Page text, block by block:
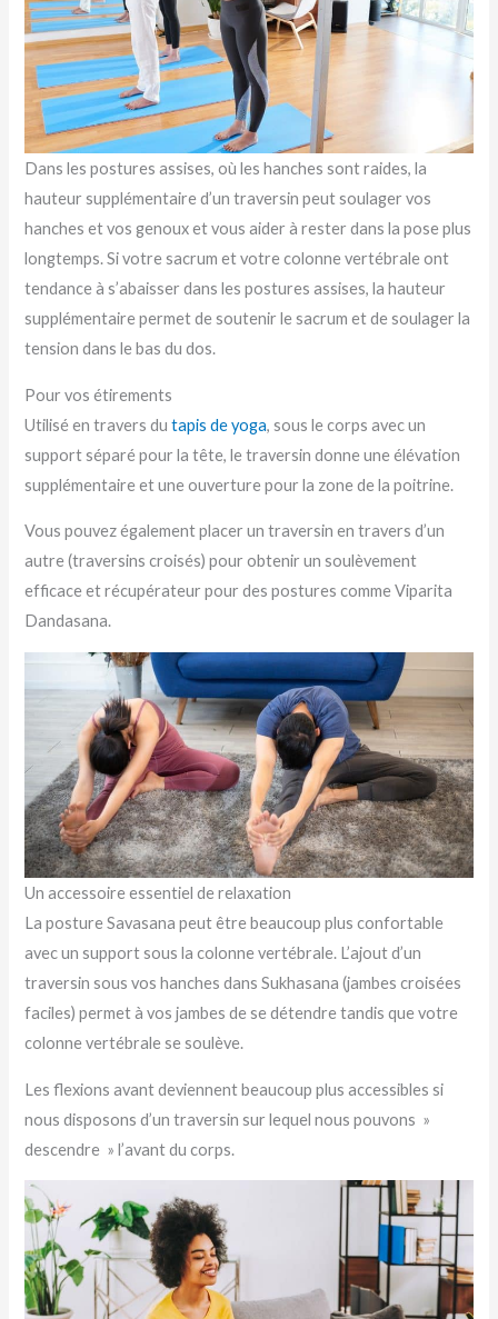
Dans les postures assises, où les hanches sont raides, la
hauteur supplémentaire d’un traversin peut soulager vos
hanches et vos genoux et vous aider à rester dans la pose plus
longtemps. Si votre sacrum et votre colonne vertébrale ont
tendance à s’abaisser dans les postures assises, la hauteur
supplémentaire permet de soutenir le sacrum et de soulager la
tension dans le bas du dos.
Pour vos étirements
Utilisé en travers dutapis de yoga, sous le corps avec un
support séparé pour la tête, le traversin donne une élévation
supplémentaire et une ouverture pour la zone de la poitrine.
Vous pouvez également placer un traversin en travers d’un
autre (traversins croisés) pour obtenir un soulèvement
efficace et récupérateur pour des postures comme Viparita
Dandasana.
Un accessoire essentiel de relaxation
La posture Savasana peut être beaucoup plus confortable
avec un support sous la colonne vertébrale. L’ajout d’un
traversin sous vos hanches dans Sukhasana (jambes croisées
faciles) permet à vos jambes de se détendre tandis que votre
colonne vertébrale se soulève.
Les flexions avant deviennent beaucoup plus accessibles si
nous disposons d’un traversin sur lequel nous pouvons »
descendre » l’avant du corps.